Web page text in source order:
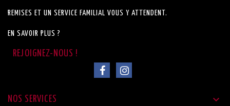
REMISES ET UN SERVICE FAMILIAL VOUS Y ATTENDENT.
EN SAVOIR PLUS ?
NOS SERVICES 